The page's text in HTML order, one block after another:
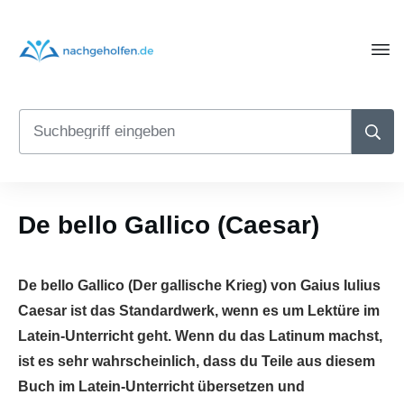
De bello Gallico (Caesar)
De bello Gallico (Der gallische Krieg) von Gaius Iulius
Caesar ist das Standardwerk, wenn es um Lektüre im
Latein-Unterricht geht. Wenn du das Latinum machst,
ist es sehr wahrscheinlich, dass du Teile aus diesem
Buch im Latein-Unterricht übersetzen und